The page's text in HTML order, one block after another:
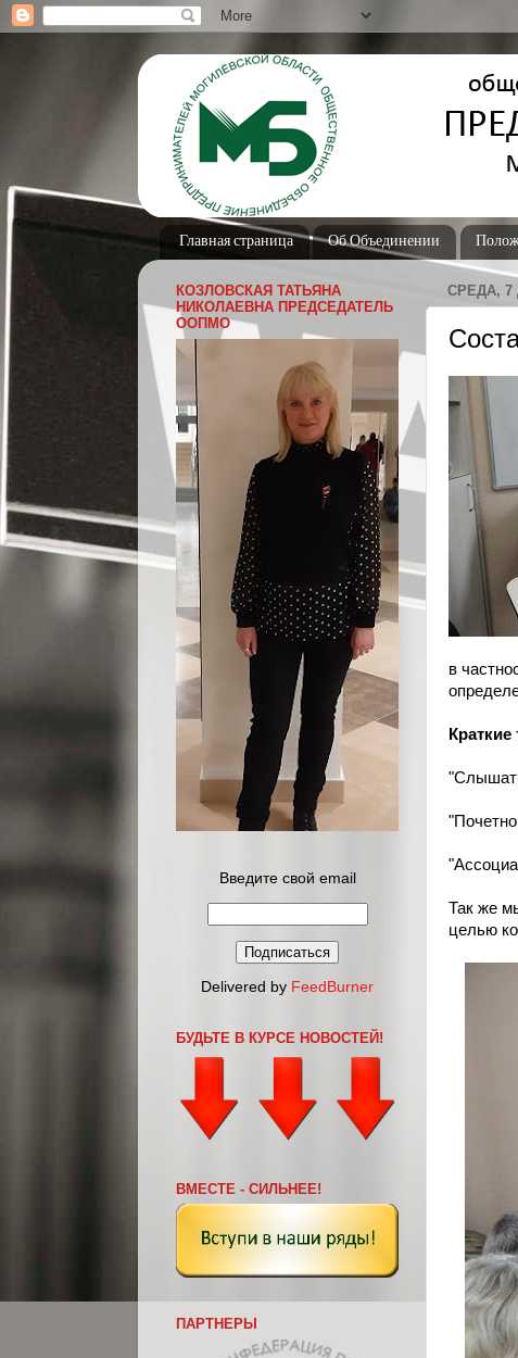
Главная страница Об Объединении
СРЕДА, 7
в
Краткие
"Слышат
Так же
целью
КОЗЛОВСКАЯ ТАТЬЯНА
НИКОЛАЕВНА ПРЕДСЕДАТЕЛЬ
ООПМО
Введите свой email
Delivered by FeedBurner
БУДЬТЕ В КУРСЕ НОВОСТЕЙ!
ВМЕСТЕ - СИЛЬНЕЕ!
ПАРТНЕРЫ